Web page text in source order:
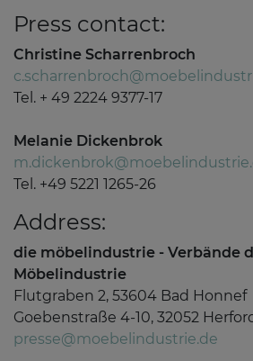
Press contact:
Christine Scharrenbroch
Tel. + 49 2224 9377-17
Melanie Dickenbrok
Tel. +49 5221 1265-26
Address:
die möbelindustrie - Verbände
Möbelindustrie
Flutgraben 2, 53604 Bad Honnef
Goebenstraße 4-10, 32052
presse@moebelindustrie.de